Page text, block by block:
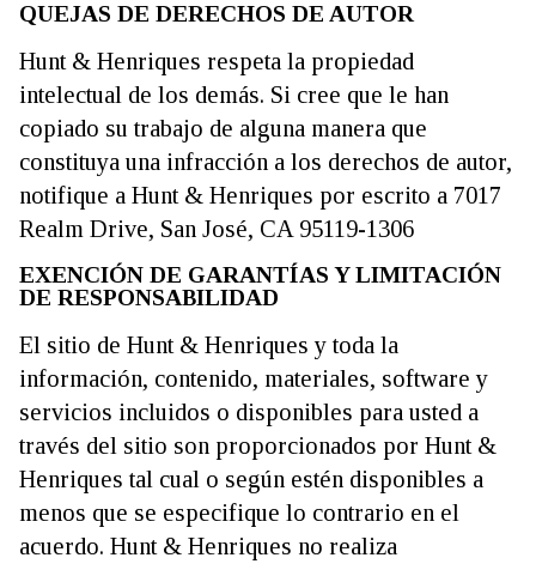
QUEJAS DE DERECHOS DE AUTOR
Hunt & Henriques respeta la propiedad
intelectual de los demás. Si cree que le han
copiado su trabajo de alguna manera que
constituya una infracción a los derechos de autor,
notifique a Hunt & Henriques por escrito a 7017
Realm Drive, San José, CA 95119-1306
EXENCIÓN DE GARANTÍAS Y LIMITACIÓN
DE RESPONSABILIDAD
El sitio de Hunt & Henriques y toda la
información, contenido, materiales, software y
servicios incluidos o disponibles para usted a
través del sitio son proporcionados por Hunt &
Henriques tal cual o según estén disponibles a
menos que se especifique lo contrario en el
acuerdo. Hunt & Henriques no realiza